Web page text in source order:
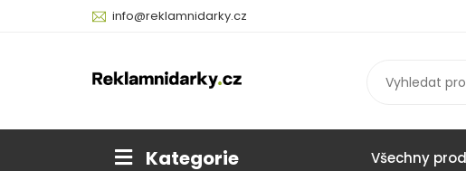
info@reklamnidarky.cz
Kategorie Všechny